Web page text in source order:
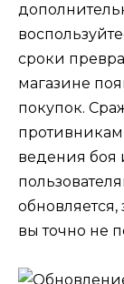
сроки
магазине
покупок.
ведения боя
обновляется,
вы точно не